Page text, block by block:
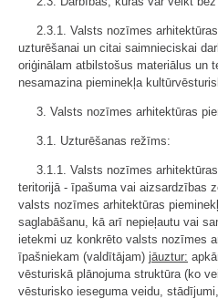
2.3.1. Valsts nozīmes
uzturēšanai un citai saimnieciskai
oriģinālam atbilstošus materiālus un
nesamazina pieminekļa
3. Valsts nozīmes arhitektūras
3.1. Uzturēšanas režīms:
3.1.1. Valsts nozīmes
teritorijā - īpašuma vai aizsardzības
valsts nozīmes arhitektūras
saglabāšanu, kā arī nepieļautu vai
ietekmi uz konkrēto valsts nozīmes
īpašniekam (valdītājam) jāuztur:
vēsturiskā plānojuma struktūra (ko
vēsturisko ieseguma veidu,